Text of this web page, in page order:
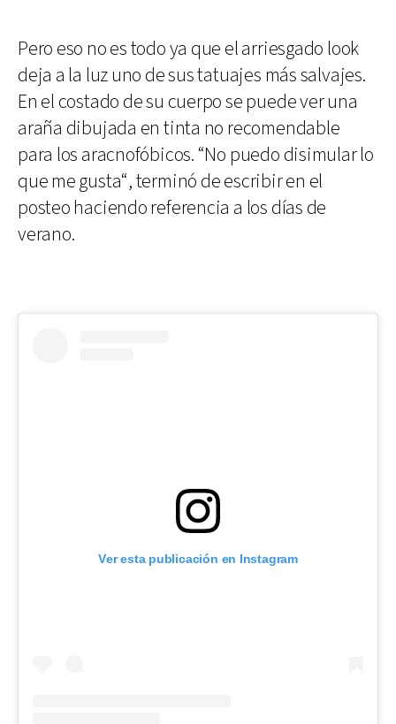
Pero eso no es todo ya que el arriesgado look
deja a la luz uno de sus tatuajes más salvajes.
En el costado de su cuerpo se puede ver una
araña dibujada en tinta no recomendable
para los aracnofóbicos. “No puedo disimular lo
que me gusta“, terminó de escribir en el
posteo haciendo referencia a los días de
verano.
Ver esta publicación en Instagram